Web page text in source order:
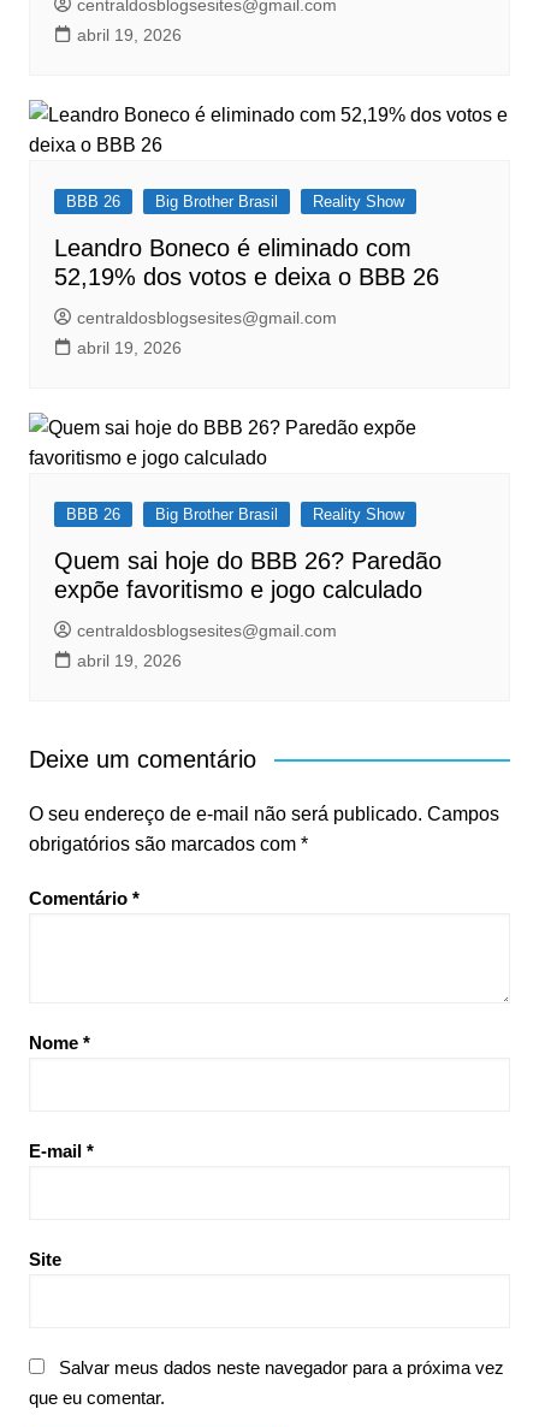
centraldosblogsesites@gmail.com
abril 19, 2026
BBB 26 Big Brother Brasil Reality Show
Leandro Boneco é eliminado com
52,19% dos votos e deixa o BBB 26
centraldosblogsesites@gmail.com
abril 19, 2026
BBB 26 Big Brother Brasil Reality Show
Quem sai hoje do BBB 26? Paredão
expõe favoritismo e jogo calculado
centraldosblogsesites@gmail.com
abril 19, 2026
Deixe um comentário
O seu endereço de e-mail não será publicado. Campos
obrigatórios são marcados com *
Comentário *
Nome *
E-mail *
Site
Salvar meus dados neste navegador para a próxima vez
que eu comentar.